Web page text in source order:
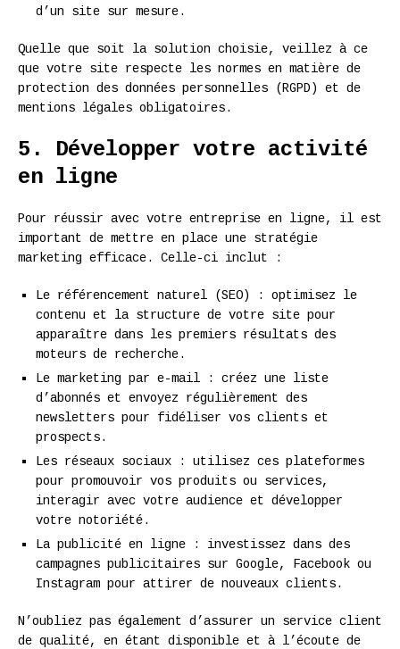
d’un site sur mesure.
Quelle que soit la solution choisie, veillez à ce
que votre site respecte les normes en matière de
protection des données personnelles (RGPD) et de
mentions légales obligatoires.
5. Développer votre activité
en ligne
Pour réussir avec votre entreprise en ligne, il est
important de mettre en place une stratégie
marketing efficace. Celle-ci inclut :
Le référencement naturel (SEO) : optimisez le
contenu et la structure de votre site pour
apparaître dans les premiers résultats des
moteurs de recherche.
Le marketing par e-mail : créez une liste
d’abonnés et envoyez régulièrement des
newsletters pour fidéliser vos clients et
prospects.
Les réseaux sociaux : utilisez ces plateformes
pour promouvoir vos produits ou services,
interagir avec votre audience et développer
votre notoriété.
La publicité en ligne : investissez dans des
campagnes publicitaires sur Google, Facebook ou
Instagram pour attirer de nouveaux clients.
N’oubliez pas également d’assurer un service client
de qualité, en étant disponible et à l’écoute de